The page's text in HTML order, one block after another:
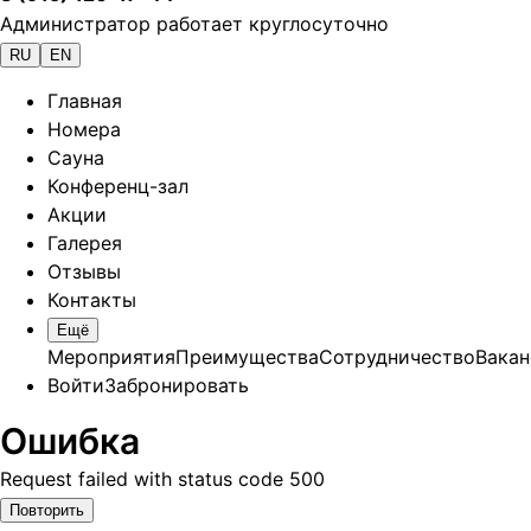
Администратор работает круглосуточно
RU EN
Главная
Номера
Сауна
Конференц-зал
Акции
Галерея
Отзывы
Контакты
Ещё
МероприятияПреимуществаСотрудничество
ВойтиЗабронировать
Ошибка
Request failed with status code 500
Повторить